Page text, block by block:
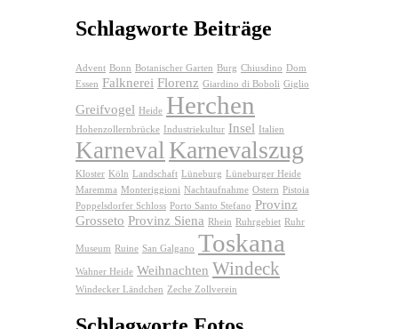
Schlagworte Beiträge
Advent Bonn Botanischer Garten Burg Chiusdino Dom
Essen Falknerei Florenz Giardino di Boboli Giglio
Greifvogel Heide Herchen
Hohenzollernbrücke Industriekultur Insel Italien
Karneval Karnevalszug
Kloster Köln Landschaft Lüneburg Lüneburger Heide
Maremma Monteriggioni Nachtaufnahme Ostern Pistoia
Poppelsdorfer Schloss Porto Santo Stefano Provinz
Grosseto Provinz Siena Rhein Ruhrgebiet Ruhr
Museum Ruine San Galgano Toskana
Wahner Heide Weihnachten Windeck
Windecker Ländchen Zeche Zollverein